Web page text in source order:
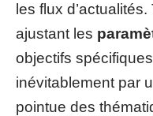
les flux
ajustant les
objectifs
inévitablement par
pointue des